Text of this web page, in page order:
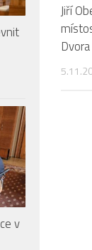
Jiří
Dvora
v